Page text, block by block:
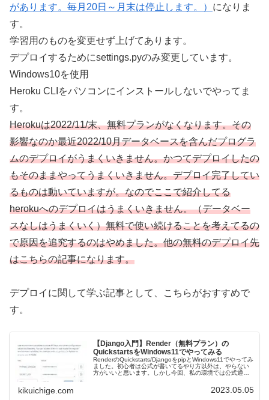
があります。毎月20日～月末は停止します。） になりま
す。
学習用のものを変更せず上げてあります。
デプロイするためにsettings.pyのみ変更しています。
Windows10を使用
Heroku CLIをパソコンにインストールしないでやってま
す。
Herokuは2022/11/末、無料プランがなくなります。その
影響なのか最近2022/10月データベースを含んだプログラ
ムのデプロイがうまくいきません。かつてデプロイしたの
もそのままやってうまくいきません。デプロイ完了してい
るものは動いていますが。なのでここで紹介してる
herokuへのデプロイはうまくいきません。（データベー
スなしはうまくいく）無料で使い続けることを考えてるの
で原因を追究するのはやめました。他の無料のデプロイ先
はこちらの記事になります。
デプロイに関して学ぶ記事として、こちらがおすすめで
す。
【Django入門】Render（無料プラン）の
QuickstartsをWindows11でやってみる
RenderのQuickstarts/DjangoをpipとWindows11でやってみ
ました。初心者は公式が書いてるやり方以外は、やらない
方がいいと思います。しかし今回、私の環境では公式通り
kikuichige.com 2023.05.05